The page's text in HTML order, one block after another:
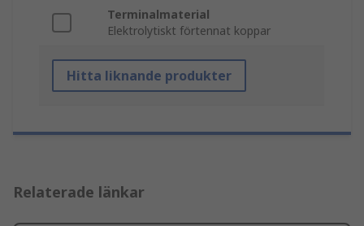
Terminalmaterial
Elektrolytiskt förtennat koppar
Hitta liknande produkter
Relaterade länkar